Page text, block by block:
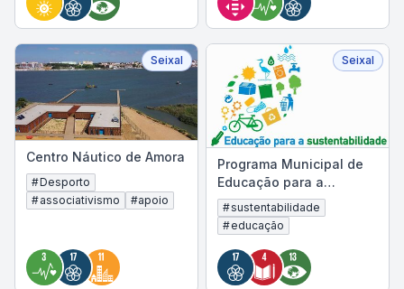
Seixal
Centro Náutico de Amora
#Desporto
#associativismo #apoio
Seixal
Programa Municipal de
Educação para a
Sustentabilidade
#sustentabilidade
#educação